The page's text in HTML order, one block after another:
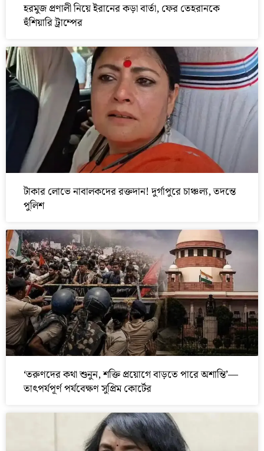
হরমুজ প্রণালী নিয়ে ইরানের কড়া বার্তা, ফের তেহরানকে
হুঁশিয়ারি ট্রাম্পের
টাকার লোভে নাবালকদের রক্তদান! দুর্গাপুরে চাঞ্চল্য, তদন্তে
পুলিশ
‘তরুণদের কথা শুনুন, শক্তি প্রয়োগে বাড়তে পারে অশান্তি’—
তাৎপর্যপূর্ণ পর্যবেক্ষণ সুপ্রিম কোর্টের